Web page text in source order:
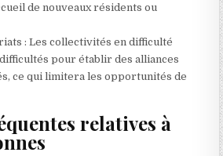
de nouveaux résidents ou
: Les collectivités en difficulté
pour établir des alliances
ce qui limitera les opportunités de
relatives à